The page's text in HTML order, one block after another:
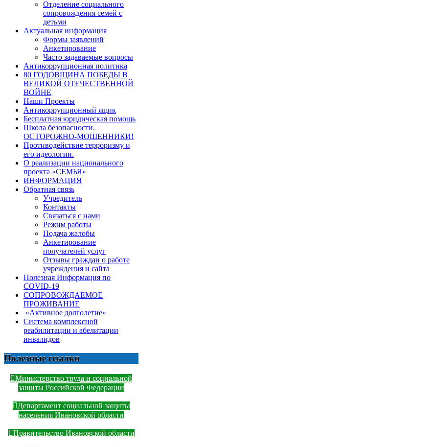
Отделение социального
сопровождения семей с
детьми
Актуальная информация
Формы заявлений
Анкетирование
Часто задаваемые вопросы
Антикоррупционная политика
80 ГОДОВЩИНА ПОБЕДЫ В
ВЕЛИКОЙ ОТЕЧЕСТВЕННОЙ
ВОЙНЕ
Наши Проекты
Антикоррупционный ящик
Бесплатная юридическая помощь
Школа безопасности.
ОСТОРОЖНО-МОШЕННИКИ!
Противодействие терроризму и
его идеологии.
О реализации национального
проекта «СЕМЬЯ»
ИНФОРМАЦИЯ
Обратная связь
Учредитель
Контакты
Связаться с нами
Режим работы
Подача жалобы
Анкетирование
получателей услуг
Отзывы граждан о работе
учреждения и сайта
Полезная Информация по
COVID-19
СОПРОВОЖДАЕМОЕ
ПРОЖИВАНИЕ
«Активное долголетие»
Система комплексной
реабилитации и абелитации
инвалидов
Полезные ссылки
Министерство труда и социальной
защиты Российской Федерации
Департамент социальной защиты
населения Ивановской области
Правительство Ивановской области